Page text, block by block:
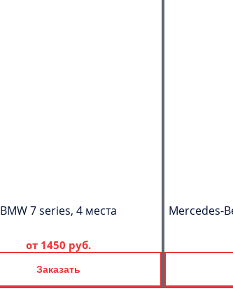
BMW 7 series, 4 места
от 1450 руб.
Заказать
Mercedes-